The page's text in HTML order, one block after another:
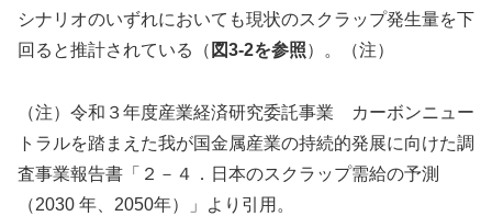
シナリオのいずれにおいても現状のスクラップ発生量を下
回ると推計されている（ 図3-2を参照）。（注）
（注）令和３年度産業経済研究委託事業 カーボンニュー
トラルを踏まえた我が国金属産業の持続的発展に向けた調
査事業報告書「２－４．日本のスクラップ需給の予測
（2030 年、2050年）」より引用。